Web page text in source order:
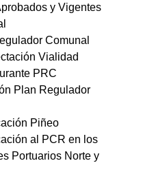
y Vigentes
Comunal
Vialidad
PRC
Plan Regulador
Piñeo
al PCR en los
Portuarios Norte y